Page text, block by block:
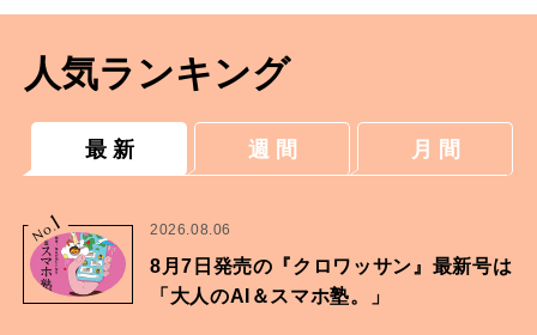
人気ランキング
最 新 週 間 月 間
No.
1 2026.08.06
8月7日発売の『クロワッサン』最新号は
「大人のAI＆スマホ塾。」